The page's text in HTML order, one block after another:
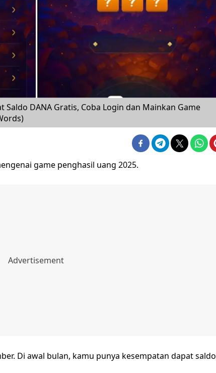
DANA Gratis, Coba Login dan Mainkan Game
game penghasil uang 2025.
Di awal bulan, kamu punya kesempatan dapat saldo